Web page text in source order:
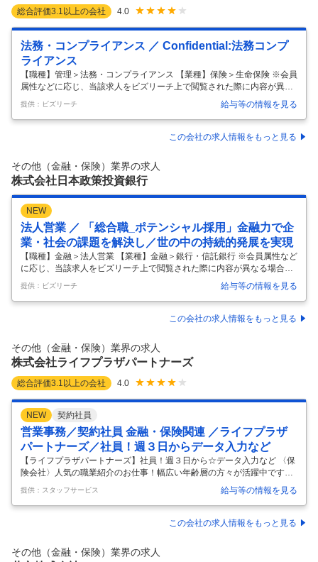
総合評価3.1 以上の会社 4.0
法務・コンプライアンス ／ Confidential:法務コンプ
ライアンス
【職種】管理＞法務・コンプライアンス 【業種】保険＞生命保険 ※会員
属性などに応じ、当該求人をビズリーチ上で閲覧された際に内容が異な
る場合があります ★法務コンプライアンス職（本社勤務）★ 全国に803
店舗を持つ保険ショップの本社で一緒に働きませんか？ ワークライフバ
ランス抜群で働きやすい環境です。 会社のリスク管理を担う重要な仕事
をお任せします。 ・契約書審査（和文） ・契約書管理 ・各部署からの
携 ・個人情報管理業務等 ▽入社後のキャリアパス▽ 「マネジメント職
を目指していただくコース」と「専門性を磨いていただくコース」が
提供：ビズリーチ 給与等の情報を見る
この会社の求人情報をもっと見る
その他（金融・保険）業界の求人
株式会社日本政策投資銀行
NEW
法人営業 ／ 「総合職_ポテンシャル採用」金融力で企
業・社会の課題を解決し／世の中の持続的発展を実現
【職種】金融＞法人営業 【業種】金融＞銀行・信託銀行 ※会員属性など
に応じ、当該求人をビズリーチ上で閲覧された際に内容が異なる場合が
あります 【弊行について】 日本政策投資銀行（Development Bank of J
apan）は、「金融力で未来をデザインします」を企業理念に、金融フロ
ンティアの弛まぬ開拓を通じて、お客様及び社会の課題を解決し、日本
と世界の持続的発展を実現しています。 DBJは、挑戦と誠実という価値
ンス等国内初のファイナンススキームを先駆的に開発し、日本の産業・
金融界に対し、大きな役割を果たしてきました。 現
提供：ビズリーチ 給与等の情報を見る
この会社の求人情報をもっと見る
その他（金融・保険）業界の求人
株式会社ライフプラザパートナーズ
総合評価3.1 以上の会社 4.0
NEW 契約社員
営業事務／契約社員 金融・保険関連 ／ライフプラザ
パートナーズ／社員！週３日からデータ入力など
【ライフプラザパートナーズ】社員！週３日から☆データ入力など 〈保
険会社〉人気の職業紹介のお仕事！幅広い年齢層の方々が活躍中です！
【契約社員で就業開始】 契約データの入力、メール送信、営業資料・見
積書の作成、損保計上業務、損保設計書および申し込み書作成、不備管
理および対応、事故受付・管理などをお願いします。 ◆契約社員として
直雇用です。 【ＯＡスキル】 Ｗｏｒｄ（書式設定）・Ｅｘｃｅｌ（関
通勤できる！年間休日１２０日以上！ 残業ほとんどなくプライベート充
実！交通費２５，０００円まで支給！駐車場無料！車で通勤できます！
提供：スタッフサービス 給与等の情報を見る
この会社の求人情報をもっと見る
その他（金融・保険）業界の求人